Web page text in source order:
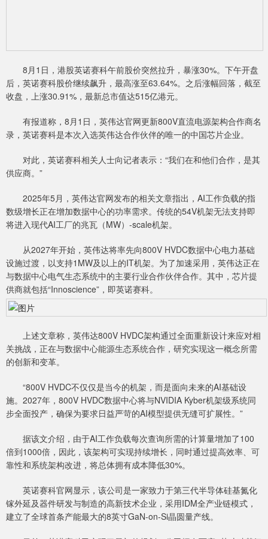
8月1日，港股英诺赛科午前股价突然拉升，暴涨30%。下午开盘
后，英诺赛科股价继续飙升，最高涨至63.64%。之后涨幅回落，截至
收盘，上涨30.91%，最新总市值达515亿港元。
有报道称，8月1日，英伟达官网更新800V直流电源架构合作商名
录，英诺赛科是本次入选英伟达合作伙伴的唯一的中国芯片企业。
对此，英诺赛科相关人士向记者表示：“我们在和他们合作，是其
供应商。”
2025年5月，英伟达官网发布的相关文章指出，AI工作负载的指
数级增长正在增加数据中心的功率需求。传统的54V机架无法支持即
将进入现代AI工厂的兆瓦（MW）-scale机架。
从2027年开始，英伟达将率先向800V HVDC数据中心电力基础
设施过渡，以支持1MW及以上的IT机架。为了加速采用，英伟达正在
与数据中心电气生态系统中的主要行业合作伙伴合作。其中，芯片提
供商就包括“Innoscience”，即英诺赛科。
上述文章称，英伟达800V HVDC架构通过全面重新设计来应对相
关挑战，正在与数据中心能源生态系统合作，研究实现这一概念所需
的创新和变革。
“800V HVDC不仅仅是当今的机架，而是面向未来的AI基础设
施。2027年，800V HVDC数据中心将与NVIDIA Kyber机架级系统同
步全面投产，确保为要求日益严苛的AI模型提供无缝可扩展性。”
据该文介绍，由于AI工作负载每次查询所需的计算量增加了100
倍到1000倍，因此，该架构可实现持续增长，同时通过提高效率、可
靠性和系统架构改进，将总体拥有成本降低30%。
英诺赛科官网显示，该公司是一家致力于第三代半导体硅基氮化
镓外延及器件研发与制造的高新技术企业，采用IDM全产业链模式，
建立了全球首条产能最大的8英寸GaN-on-Si晶圆量产线。